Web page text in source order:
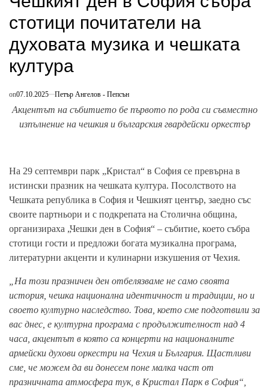
стотици почитатели на
духовата музика и чешката
култура
on07.10.2025 Петър Ангелов - Пепсън
Акцентът на събитието бе първото по рода си съвместно
изпълнение на чешкия и българския гвардейски оркестър
На 29 септември парк „Кристал“ в София се превърна в
истински празник на чешката култура. Посолството на
Чешката република в София и Чешкият център, заедно със
своите партньори и с подкрепата на Столична община,
организираха „Чешки ден в София“ – събитие, което събра
стотици гости и предложи богата музикална програма,
литературни акценти и кулинарни изкушения от Чехия.
„На този празничен ден отбелязваме не само своята
история, чешка национална идентичност и традиции, но и
своето културно наследство. Това, което сме подготвили за
вас днес, е културна програма с продължителност над 4
часа, акцентът в която са концерти на националните
армейски духови оркестри на Чехия и България. Щастливи
сме, че можем да ви донесем поне малка част от
празничната атмосфера тук, в Кристал Парк в София“,